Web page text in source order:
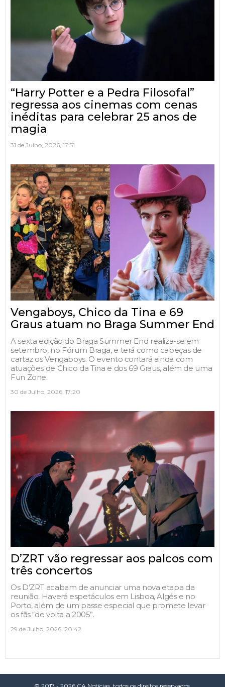
“Harry Potter e a Pedra Filosofal”
regressa aos cinemas com cenas
inéditas para celebrar 25 anos de
magia
31 de Julho, 2026, 17:51
Vengaboys, Chico da Tina e 69
Graus atuam no Braga Summer End
A sexta edição do Braga Summer End realiza-se em
setembro, no Fórum Braga, e terá como cabeças de
cartaz os Vengaboys. O evento contará ainda com
atuações de Chico da Tina e dos 69 Graus, além de uma
Fun Zone.
30 de Julho, 2026, 17:20
D’ZRT vão regressar aos palcos com
três concertos
Os D’ZRT acabam de anunciar uma nova etapa da
reunião. Haverá espetáculos em Lisboa, Algés e no
Porto, além de um passe especial que promete levar
os fãs “de volta a 2005”.
29 de Julho, 2026, 20:42